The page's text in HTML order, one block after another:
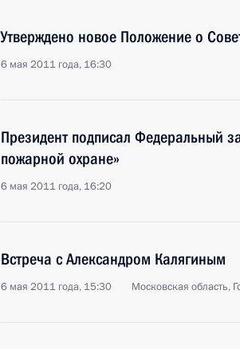
Утверждено новое Положение о
6 мая 2011 года, 16:30
Президент подписал Федеральный
пожарной охране»
6 мая 2011 года, 16:20
Встреча с Александром Калягиным
6 мая 2011 года, 15:30 Московская область,